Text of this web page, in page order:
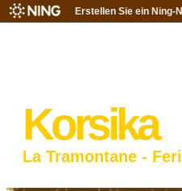
Erstellen Sie ein Ning-
Korsika
La Tramontane -